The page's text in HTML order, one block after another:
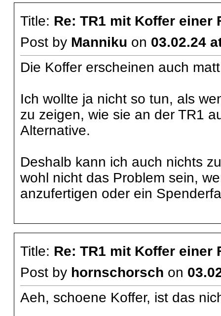
Title: Re: TR1 mit Koffer einer
Post by Manniku on 03.02.24
Die Koffer erscheinen auch
Ich wollte ja nicht so tun, als
zu zeigen, wie sie an der TR1
Alternative.
Deshalb kann ich auch nichts
wohl nicht das Problem sein,
anzufertigen oder ein
Title: Re: TR1 mit Koffer einer
Post by hornschorsch on
Aeh, schoene Koffer, ist das